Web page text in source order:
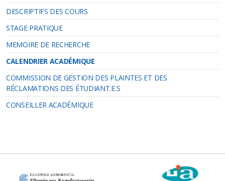
DESCRIPTIFS DES COURS
STAGE PRATIQUE
MEMOIRE DE RECHERCHE
CALENDRIER ACADÉMIQUE
COMMISSION DE GESTION DES PLAINTES ET DES
RÉCLAMATIONS DES ÉTUDIANT.E.S
CONSEILLER ACADÉMIQUE